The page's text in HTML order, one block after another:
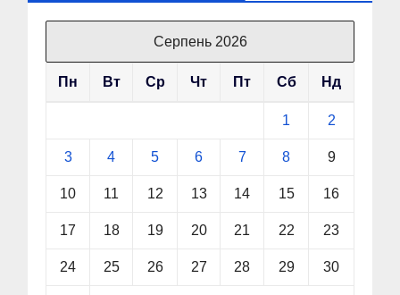
Серпень 2026
Пн Вт Ср Чт Пт Сб Нд
1 2
3 4 5 6 7 8 9
10 11 12 13 14 15 16
17 18 19 20 21 22 23
24 25 26 27 28 29 30